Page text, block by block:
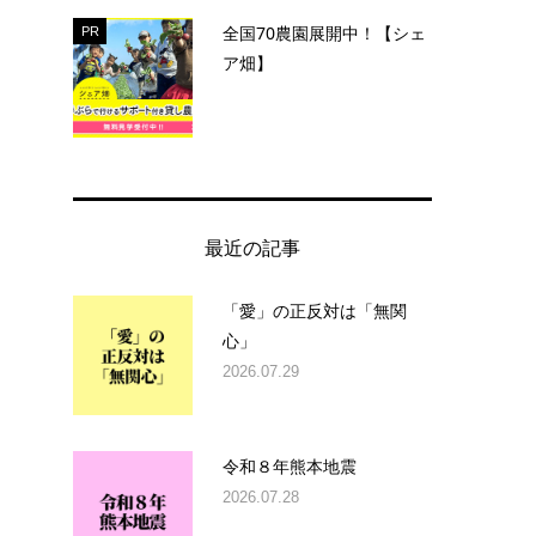
PR
全国70農園展開中！【シェ
ア畑】
最近の記事
「愛」の正反対は「無関
心」
2026.07.29
令和８年熊本地震
2026.07.28